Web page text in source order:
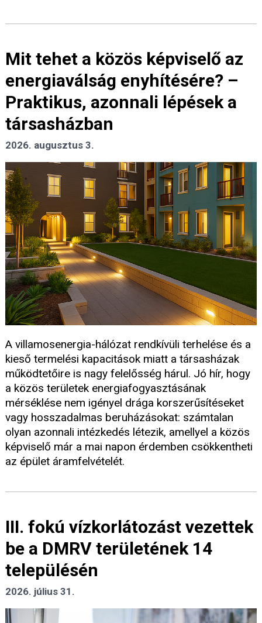
Mit tehet a közös képviselő az
energiaválság enyhítésére? –
Praktikus, azonnali lépések a
társasházban
2026. augusztus 3.
A villamosenergia-hálózat rendkívüli terhelése és a
kieső termelési kapacitások miatt a társasházak
működtetőire is nagy felelősség hárul. Jó hír, hogy
a közös területek energiafogyasztásának
mérséklése nem igényel drága korszerűsítéseket
vagy hosszadalmas beruházásokat: számtalan
olyan azonnali intézkedés létezik, amellyel a közös
képviselő már a mai napon érdemben csökkentheti
az épület áramfelvételét.
III. fokú vízkorlátozást vezettek
be a DMRV területének 14
településén
2026. július 31.